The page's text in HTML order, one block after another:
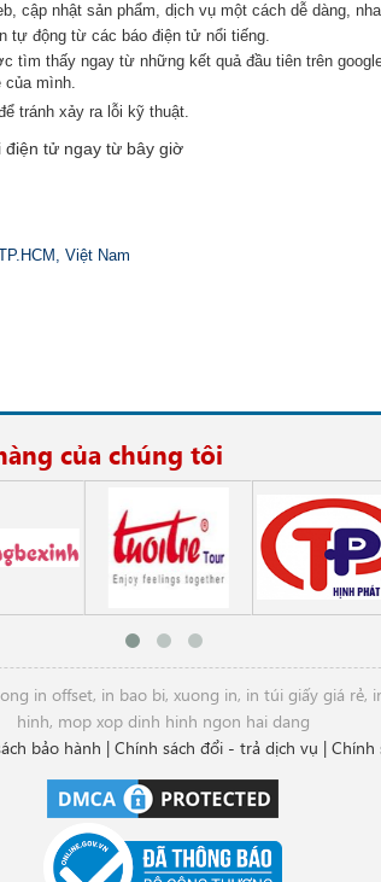
cập nhật sản phẩm, dịch vụ một cách dễ dàng,
tự động từ các báo điện tử nổi tiếng.
tìm thấy ngay từ những kết quả đầu tiên trên
của mình.
tránh xảy ra lỗi kỹ thuật.
tử ngay từ bây giờ
Việt Nam
của chúng tôi
in offset, in bao bi, xuong in, in túi giấy giá rẻ,
hinh, mop xop dinh hinh ngon hai dang
bảo hành | Chính sách đổi - trả dịch vụ | Chính